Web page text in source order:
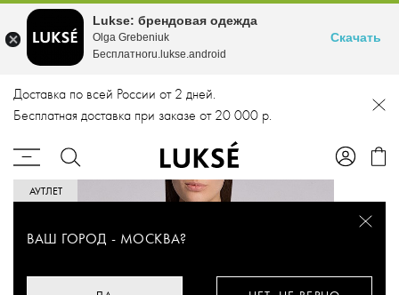
Доставка по всей России от 2 дней.
Бесплатная доставка при заказе от 20 000 р.
ВАШ ГОРОД - МОСКВА?
АУТЛЕТ
Lukse: брендовая одежда
Olga Grebeniuk
Бесплатноru.lukse.android
Скачать